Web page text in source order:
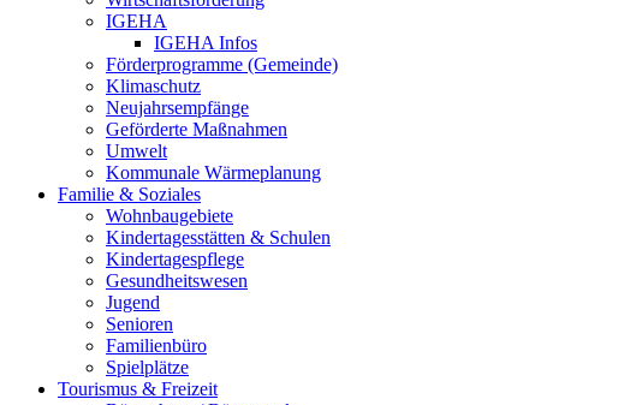
IGEHA
IGEHA Infos
Förderprogramme (Gemeinde)
Klimaschutz
Neujahrsempfänge
Geförderte Maßnahmen
Umwelt
Kommunale Wärmeplanung
Familie & Soziales
Wohnbaugebiete
Kindertagesstätten & Schulen
Kindertagespflege
Gesundheitswesen
Jugend
Senioren
Familienbüro
Spielplätze
Tourismus & Freizeit